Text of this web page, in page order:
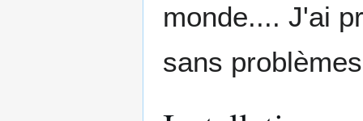
monde.... J'ai
sans